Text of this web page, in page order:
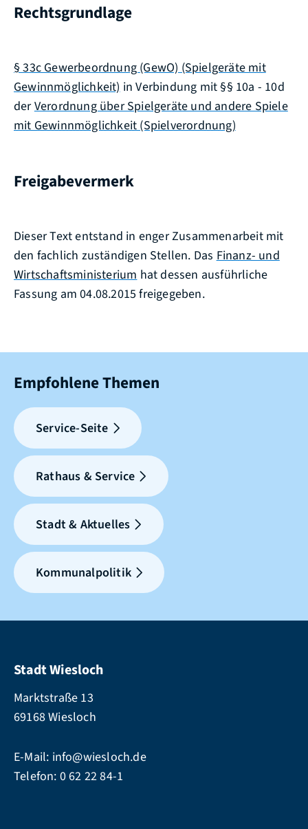
Rechtsgrundlage
§ 33c Gewerbeordnung (GewO) (Spielgeräte mit
Gewinnmöglichkeit)in Verbindung mit §§ 10a - 10d
derVerordnung über Spielgeräte und andere Spiele
mit Gewinnmöglichkeit (Spielverordnung)
Freigabevermerk
Dieser Text entstand in enger Zusammenarbeit mit
den fachlich zuständigen Stellen. DasFinanz- und
Wirtschaftsministeriumhat dessen ausführliche
Fassung am 04.08.2015 freigegeben.
Empfohlene Themen
Service-Seite
Rathaus & Service
Stadt & Aktuelles
Kommunalpolitik
Stadt Wiesloch
Marktstraße 13
69168 Wiesloch
E-Mail: info@wiesloch.de
Telefon: 0 62 22 84-1